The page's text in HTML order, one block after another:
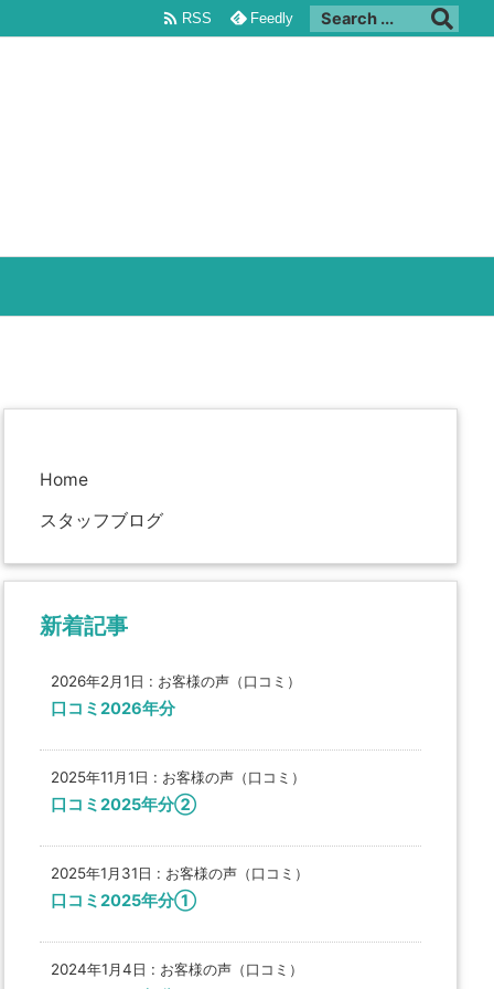
 RSS Feedly
Home
スタッフブログ
新着記事
2026年2月1日 : お客様の声（口コミ）
口コミ2026年分
2025年11月1日 : お客様の声（口コミ）
口コミ2025年分②
2025年1月31日 : お客様の声（口コミ）
口コミ2025年分①
2024年1月4日 : お客様の声（口コミ）